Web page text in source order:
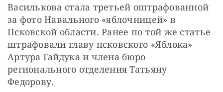
Василькова стала третьей оштрафованной
за фото Навального «яблочницей» в
Псковской области. Ранее по той же статье
штрафовали главу псковского «Яблока»
Артура Гайдука и члена бюро
регионального отделения Татьяну
Федорову.